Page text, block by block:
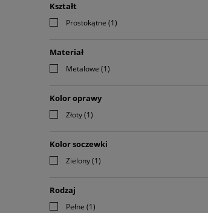
Kształt
Prostokątne (1)
Materiał
Metalowe (1)
Kolor oprawy
Złoty(1)
Kolor soczewki
Zielony(1)
Rodzaj
Pełne (1)